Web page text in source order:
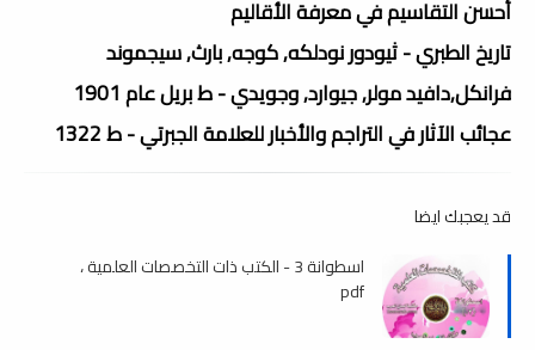
أحسن التقاسيم في معرفة الأقاليم
تاريخ الطبري - ثيودور نودلكه, كوجه, بارث, سيجموند
فرانكل,دافيد مولر, جيوارد, وجويدي - ط بريل عام 1901
عجائب الآثار في التراجم والأخبار للعلامة الجبرتي - ط 1322
قد يعجبك ايضا
اسطوانة 3 - الكتب ذات التخصصات العلمية ،
pdf